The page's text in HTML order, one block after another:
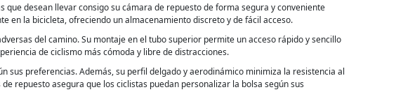
que desean llevar consigo su cámara de repuesto de forma segura y conveniente
en la bicicleta, ofreciendo un almacenamiento discreto y de fácil acceso.
del camino. Su montaje en el tubo superior permite un acceso rápido y sencillo
de ciclismo más cómoda y libre de distracciones.
sus preferencias. Además, su perfil delgado y aerodinámico minimiza la resistencia al
repuesto asegura que los ciclistas puedan personalizar la bolsa según sus